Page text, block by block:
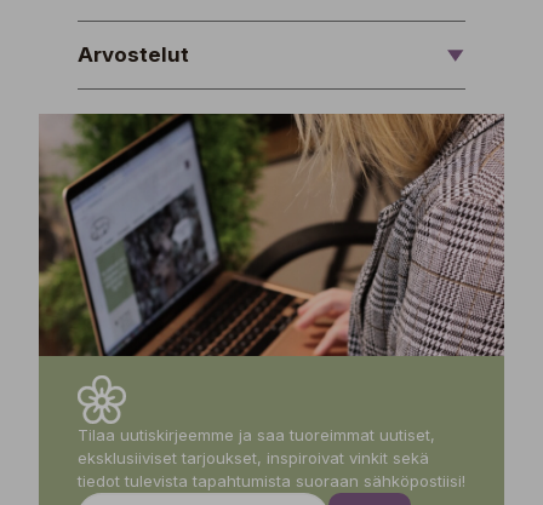
Arvostelut
Tilaa uutiskirjeemme ja saa tuoreimmat uutiset,
eksklusiiviset tarjoukset, inspiroivat vinkit sekä
tiedot tulevista tapahtumista suoraan sähköpostiisi!